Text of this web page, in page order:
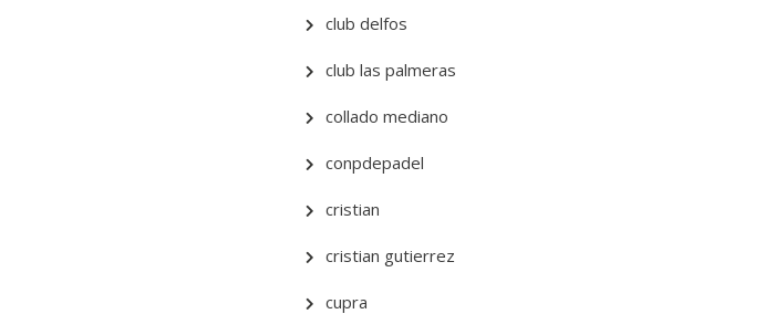
club delfos
club las palmeras
collado mediano
conpdepadel
cristian
cristian gutierrez
cupra